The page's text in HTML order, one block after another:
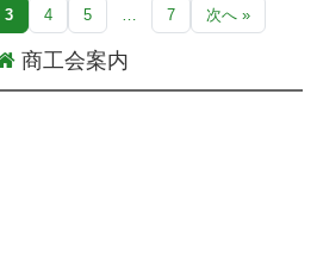
商工会案内
3 4 5 7 次へ »